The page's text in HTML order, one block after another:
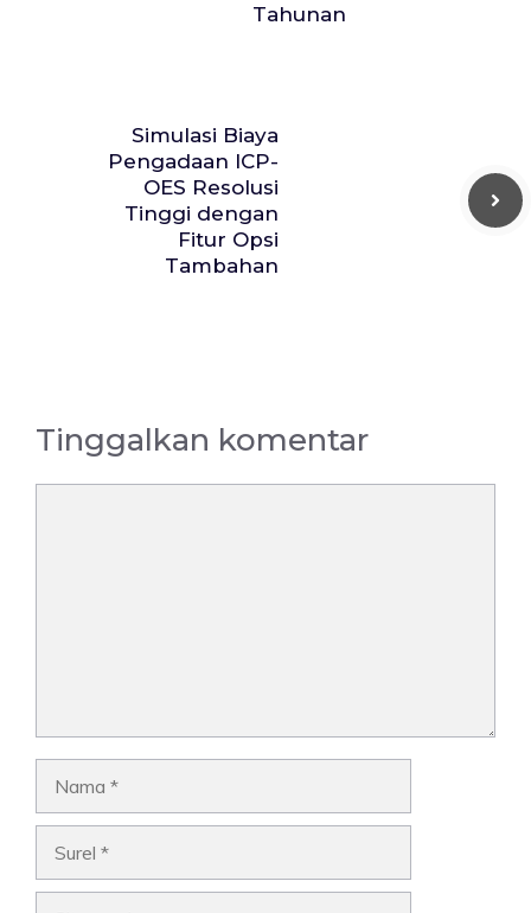
Tahunan
Simulasi Biaya
Pengadaan ICP-
OES Resolusi
Tinggi dengan
Fitur Opsi
Tambahan
Tinggalkan komentar